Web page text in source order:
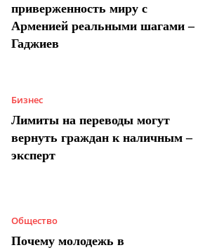
приверженность миру с
Арменией реальными шагами –
Гаджиев
Бизнес
Лимиты на переводы могут
вернуть граждан к наличным –
эксперт
Общество
Почему молодежь в